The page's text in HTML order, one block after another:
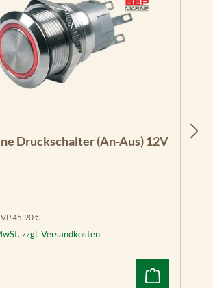
Druckschalter (An-Aus) 12V
Regulärer Preis:
45,90 €
zzgl. Versandkosten